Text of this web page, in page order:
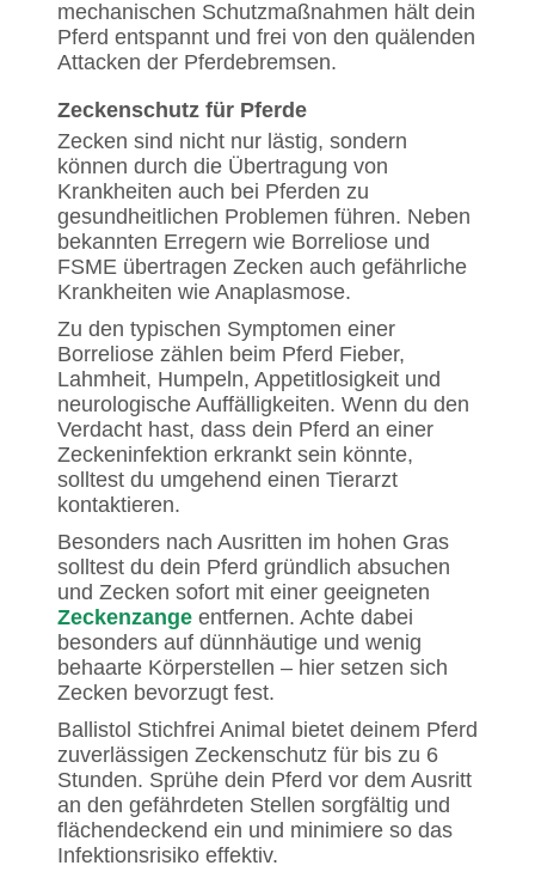
mechanischen Schutzmaßnahmen hält dein
Pferd entspannt und frei von den quälenden
Attacken der Pferdebremsen.
Zeckenschutz für Pferde
Zecken sind nicht nur lästig, sondern
können durch die Übertragung von
Krankheiten auch bei Pferden zu
gesundheitlichen Problemen führen. Neben
bekannten Erregern wie Borreliose und
FSME übertragen Zecken auch gefährliche
Krankheiten wie Anaplasmose.
Zu den typischen Symptomen einer
Borreliose zählen beim Pferd Fieber,
Lahmheit, Humpeln, Appetitlosigkeit und
neurologische Auffälligkeiten. Wenn du den
Verdacht hast, dass dein Pferd an einer
Zeckeninfektion erkrankt sein könnte,
solltest du umgehend einen Tierarzt
kontaktieren.
Besonders nach Ausritten im hohen Gras
solltest du dein Pferd gründlich absuchen
und Zecken sofort mit einer geeigneten
Zeckenzange entfernen. Achte dabei
besonders auf dünnhäutige und wenig
behaarte Körperstellen – hier setzen sich
Zecken bevorzugt fest.
Ballistol Stichfrei Animal bietet deinem Pferd
zuverlässigen Zeckenschutz für bis zu 6
Stunden. Sprühe dein Pferd vor dem Ausritt
an den gefährdeten Stellen sorgfältig und
flächendeckend ein und minimiere so das
Infektionsrisiko effektiv.